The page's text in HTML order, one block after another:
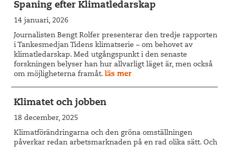
Spaning efter Klimatledarskap
14 januari, 2026
Journalisten Bengt Rolfer presenterar den tredje rapporten
i Tankesmedjan Tidens klimatserie – om behovet av
klimatledarskap. Med utgångspunkt i den senaste
forskningen belyser han hur allvarligt läget är, men också
om möjligheterna framåt.läs mer
Klimatet och jobben
18 december, 2025
Klimatförändringarna och den gröna omställningen
påverkar redan arbetsmarknaden på en rad olika sätt. Och